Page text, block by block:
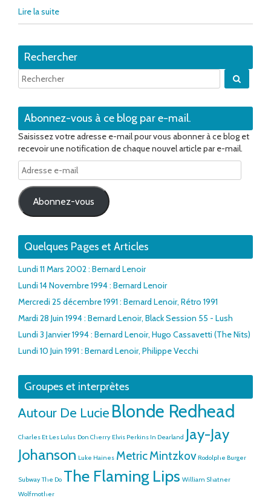
Lire la suite
Rechercher
Abonnez-vous à ce blog par e-mail.
Saisissez votre adresse e-mail pour vous abonner à ce blog et
recevoir une notification de chaque nouvel article par e-mail.
Adresse
e-
mail
Abonnez-vous
Quelques Pages et Articles
Lundi 11 Mars 2002 : Bernard Lenoir
Lundi 14 Novembre 1994 : Bernard Lenoir
Mercredi 25 décembre 1991 : Bernard Lenoir, Rétro 1991
Mardi 28 Juin 1994 : Bernard Lenoir, Black Session 55 - Lush
Lundi 3 Janvier 1994 : Bernard Lenoir, Hugo Cassavetti (The Nits)
Lundi 10 Juin 1991 : Bernard Lenoir, Philippe Vecchi
Groupes et interprètes
Autour De Lucie Blonde Redhead
Charles Et Les Lulus Don Cherry Elvis Perkins In Dearland Jay-Jay
Johanson Luke Haines MetricMintzkov Rodolphe Burger
Subway The Do The Flaming Lips William Shatner
Wolfmother